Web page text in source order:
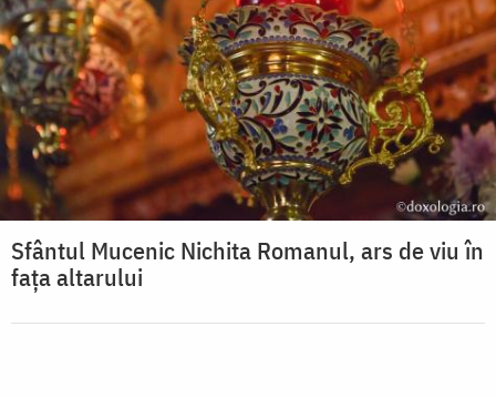
Sfântul Mucenic Nichita Romanul, ars de viu în
fața altarului